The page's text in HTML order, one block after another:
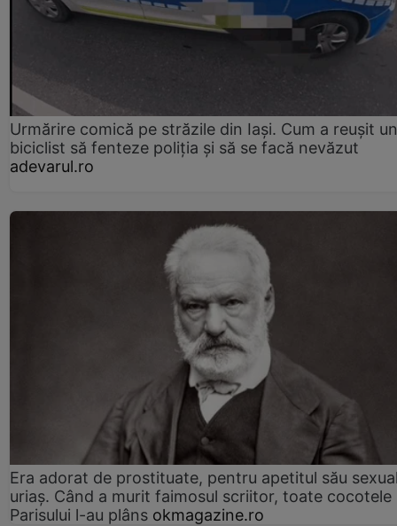
Urmărire comică pe străzile din Iași. Cum a reușit un
biciclist să fenteze poliția și să se facă nevăzut
adevarul.ro
Era adorat de prostituate, pentru apetitul său
uriaș. Când a murit faimosul scriitor, toate cocotele
Parisului l-au plâns okmagazine.ro